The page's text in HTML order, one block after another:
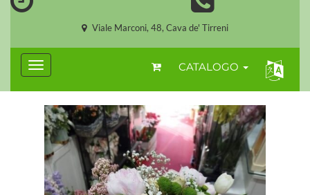
Viale Marconi, 48, Cava de' Tirreni
CATALOGO